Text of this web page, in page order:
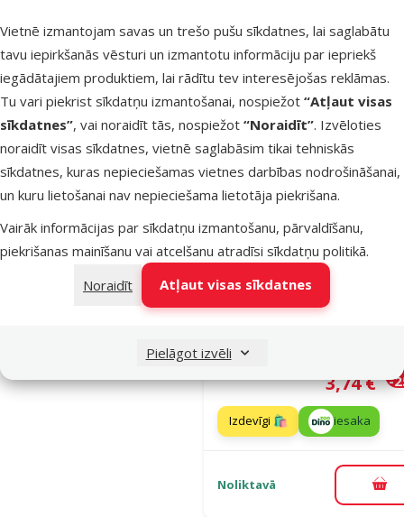
Vietnē izmantojam savas un trešo pušu sīkdatnes, lai saglabātu
tavu iepirkšanās vēsturi un izmantotu informāciju par iepriekš
iegādātajiem produktiem, lai rādītu tev interesējošas reklāmas.
Tu vari piekrist sīkdatņu izmantošanai, nospiežot “Atļaut visas
sīkdatnes”, vai noraidīt tās, nospiežot “Noraidīt”. Izvēloties
noraidīt visas sīkdatnes, vietnē saglabāsim tikai tehniskās
sīkdatnes, kuras nepieciešamas vietnes darbības nodrošināšanai,
un kuru lietošanai nav nepieciešama lietotāja piekrišana.
Vairāk informācijas par sīkdatņu izmantošanu, pārvaldīšanu,
piekrišanas mainīšanu vai atcelšanu atradīsi sīkdatņu politikā.
Noraidīt
Atļaut visas sīkdatnes
Pielāgot izvēli
Oriģinālā
3,99 €
Cena
2,98 €
Izdevīgi 🛍️ iesaka
Noliktavā
Rotaļlieta
suņiem –
Foam Ball,
Atsauksmes
Cena
3,74 € -
Izdevīgi 🛍️ iesaka
Noliktavā